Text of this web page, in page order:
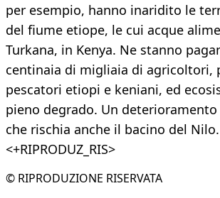
per esempio, hanno inaridito le
del fiume etiope, le cui acque
Turkana, in Kenya. Ne stanno
centinaia di migliaia di agricoltori,
pescatori etiopi e keniani, ed
pieno degrado. Un
che rischia anche il bacino del Nilo.
<+RIPRODUZ_RIS>
© RIPRODUZIONE RISERVATA